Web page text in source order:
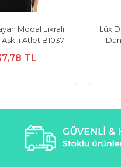
Modal Likralı
Atlet B1037
TL
Lüx